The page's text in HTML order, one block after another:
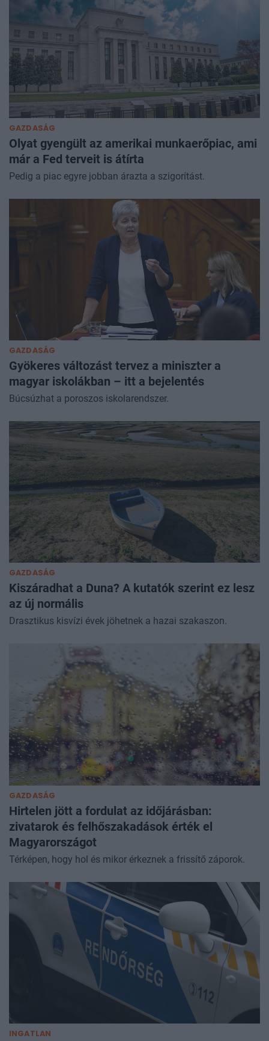
GAZDASÁG
Olyat gyengült az amerikai munkaerőpiac, ami
már a Fed terveit is átírta
Pedig a piac egyre jobban árazta a szigorítást.
GAZDASÁG
Gyökeres változást tervez a miniszter a
magyar iskolákban – itt a bejelentés
Búcsúzhat a poroszos iskolarendszer.
GAZDASÁG
Kiszáradhat a Duna? A kutatók szerint ez lesz
az új normális
Drasztikus kisvízi évek jöhetnek a hazai szakaszon.
GAZDASÁG
Hirtelen jött a fordulat az időjárásban:
zivatarok és felhőszakadások érték el
Magyarországot
Térképen, hogy hol és mikor érkeznek a frissítő záporok.
INGATLAN